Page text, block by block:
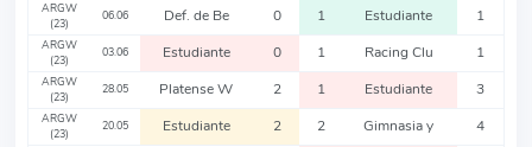
ARGW
(23)
06.06 Def. de Be 0 1 Estudiante 1
ARGW
(23)
03.06 Estudiante 0 1 Racing Clu 1
ARGW
(23)
28.05 Platense W 2 1 Estudiante 3
ARGW
(23)
20.05 Estudiante 2 2 Gimnasia y 4